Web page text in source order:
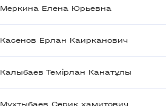
Меркина Елена Юрьевна
Касенов Ерлан Каирканович
Калыбаев Темірлан Канатұлы
Мухтыбаев Серик хамитович